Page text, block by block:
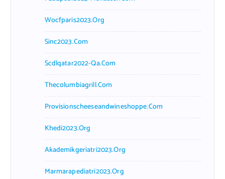
Wocfparis2023.org
Sinc2023.com
Scdlqatar2022-Qa.com
Thecolumbiagrill.com
Provisionscheeseandwineshoppe.com
Khedi2023.org
Akademikgeriatri2023.org
Marmarapediatri2023.org